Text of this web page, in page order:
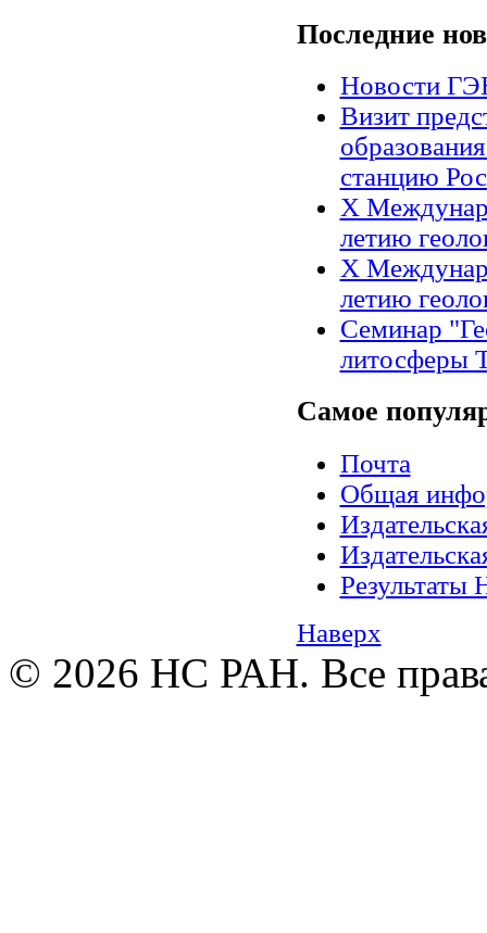
Последние
Новости
Визит
станцию
X
летию
X
летию
Семинар
литосферы
Самое
Почта
Общая
Наверх
© 2026 НС РАН. Все